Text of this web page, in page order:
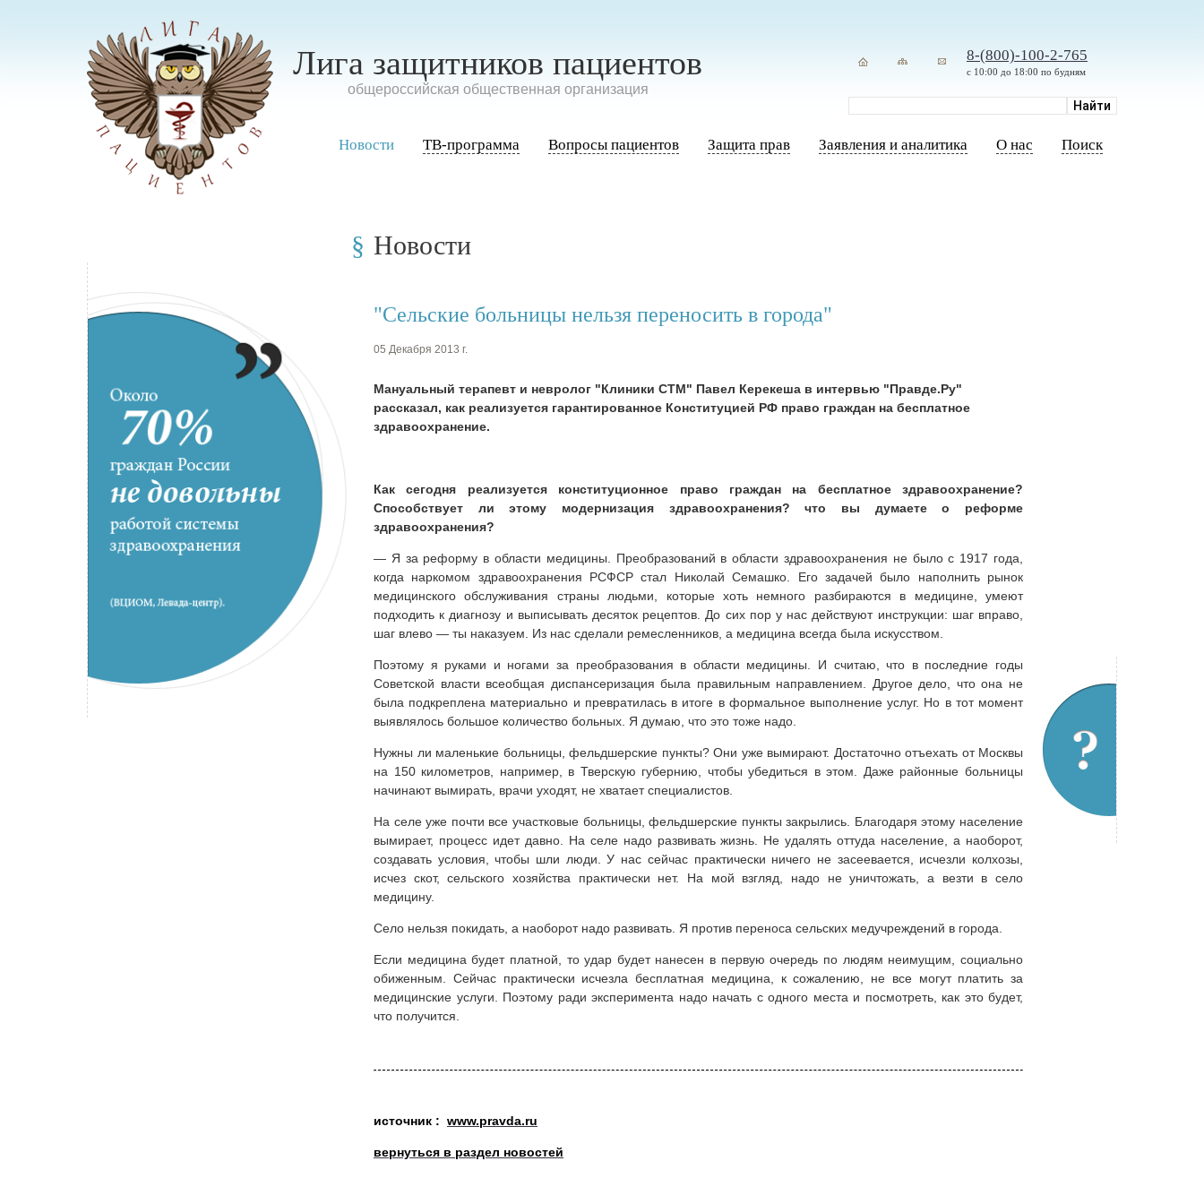
Лига защитников пациентов
oбщероссийская общественная организация
8-(800)-100-2-765
с 10:00 до 18:00 по будням
Новости ТВ-программа Вопросы пациентов Защита прав Заявления и аналитика О нас Поиск
Новости
"Сельские больницы нельзя переносить в города"
05 Декабря 2013 г.
Мануальный терапевт и невролог "Клиники СТМ" Павел Керекеша в интервью "Правде.Ру"
рассказал, как реализуется гарантированное Конституцией РФ право граждан на бесплатное
здравоохранение.
Как сегодня реализуется конституционное право граждан на бесплатное здравоохранение?
Способствует ли этому модернизация здравоохранения? что вы думаете о реформе
здравоохранения?
— Я за реформу в области медицины. Преобразований в области здравоохранения не было с 1917 года,
когда наркомом здравоохранения РСФСР стал Николай Семашко. Его задачей было наполнить рынок
медицинского обслуживания страны людьми, которые хоть немного разбираются в медицине, умеют
подходить к диагнозу и выписывать десяток рецептов. До сих пор у нас действуют инструкции: шаг вправо,
шаг влево — ты наказуем. Из нас сделали ремесленников, а медицина всегда была искусством.
Поэтому я руками и ногами за преобразования в области медицины. И считаю, что в последние годы
Советской власти всеобщая диспансеризация была правильным направлением. Другое дело, что она не
была подкреплена материально и превратилась в итоге в формальное выполнение услуг. Но в тот момент
выявлялось большое количество больных. Я думаю, что это тоже надо.
Нужны ли маленькие больницы, фельдшерские пункты? Они уже вымирают. Достаточно отъехать от Москвы
на 150 километров, например, в Тверскую губернию, чтобы убедиться в этом. Даже районные больницы
начинают вымирать, врачи уходят, не хватает специалистов.
На селе уже почти все участковые больницы, фельдшерские пункты закрылись. Благодаря этому население
вымирает, процесс идет давно. На селе надо развивать жизнь. Не удалять оттуда население, а наоборот,
создавать условия, чтобы шли люди. У нас сейчас практически ничего не засеевается, исчезли колхозы,
исчез скот, сельского хозяйства практически нет. На мой взгляд, надо не уничтожать, а везти в село
медицину.
Село нельзя покидать, а наоборот надо развивать. Я против переноса сельских медучреждений в города.
Если медицина будет платной, то удар будет нанесен в первую очередь по людям неимущим, социально
обиженным. Сейчас практически исчезла бесплатная медицина, к сожалению, не все могут платить за
медицинские услуги. Поэтому ради эксперимента надо начать с одного места и посмотреть, как это будет,
что получится.
источник : www.pravda.ru
вернуться в раздел новостей